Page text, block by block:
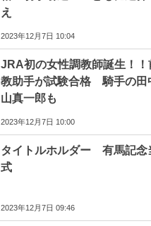
え
2023年12月7日 10:04
JRA初の女性調教師誕生！！
教助手が試験合格 騎手の田
山真一郎も
2023年12月7日 10:00
タイトルホルダー 有馬記念
式
2023年12月7日 09:46